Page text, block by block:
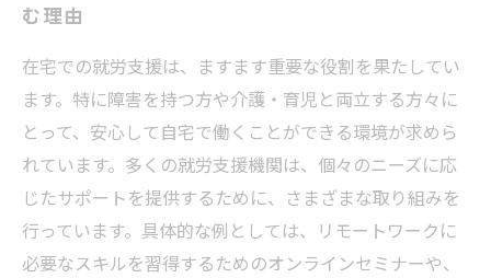
む理由
在宅での就労支援は、ますます重要な役割を果たしてい
ます。特に障害を持つ方や介護・育児と両立する方々に
とって、安心して自宅で働くことができる環境が求めら
れています。多くの就労支援機関は、個々のニーズに応
じたサポートを提供するために、さまざまな取り組みを
行っています。具体的な例としては、リモートワークに
必要なスキルを習得するためのオンラインセミナーや、